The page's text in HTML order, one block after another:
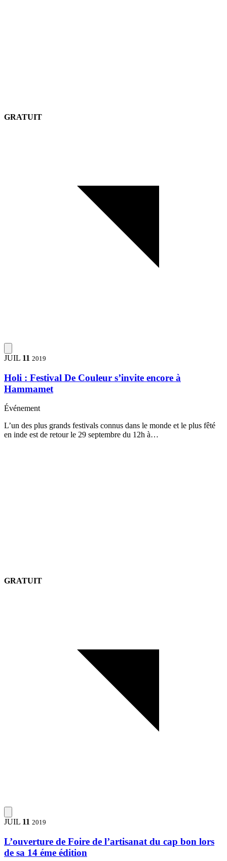
GRATUIT
JUIL 11 2019
Holi : Festival De Couleur s’invite encore à
Hammamet
Événement
L’un des plus grands festivals connus dans le monde et le plus fêté
en inde est de retour le 29 septembre du 12h à…
GRATUIT
JUIL 11 2019
L’ouverture de Foire de l’artisanat du cap bon lors
de sa 14 éme édition